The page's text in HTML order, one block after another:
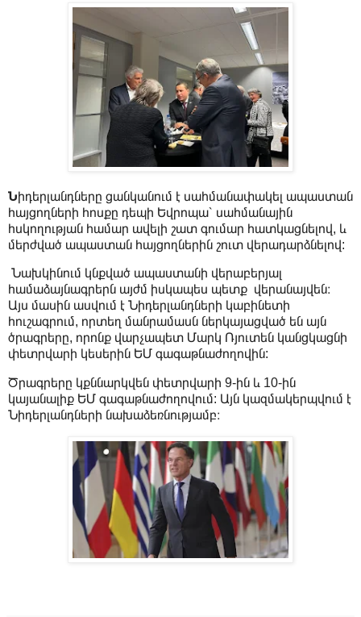
Նիդերլանդները ցանկանում է սահմանափակել ապաստան
հայցողների հոսքը դեպի Եվրոպա՝ սահմանային
հսկողության համար ավելի շատ գումար հատկացնելով, և
մերժված ապաստան հայցողներին շուտ վերադարձնելով:
Նախկինում կնքված ապաստանի վերաբերյալ
համաձայնագրերն այժմ իսկապես պետք վերանայվեն։
Այս մասին ասվում է Նիդերլանդների կաբինետի
հուշագրում, որտեղ մանրամասն ներկայացված են այն
ծրագրերը, որոնք վարչապետ Մարկ Ռյուտեն կանցկացնի
փետրվարի կեսերին ԵՄ գագաթնաժողովին:
Ծրագրերը կքննարկվեն փետրվարի 9-ին և 10-ին
կայանալիք ԵՄ գագաթնաժողովում: Այն կազմակերպվում է
Նիդերլանդների նախաձեռնությամբ։